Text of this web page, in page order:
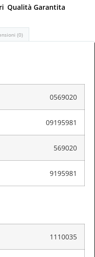
Qualità Garantita
(0)
0569020
09195981
569020
9195981
1110035